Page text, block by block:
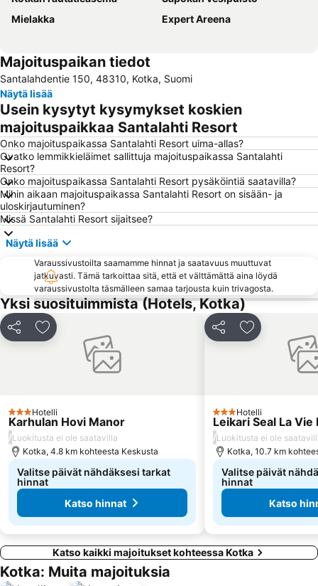
Mielakka
Expert Areena
Majoituspaikan tiedot
Santalahdentie 150, 48310, Kotka, Suomi
Näytä lisää
Usein kysytyt kysymykset koskien
majoituspaikkaa Santalahti Resort
Onko majoituspaikassa Santalahti Resort uima-allas?
Ovatko lemmikkieläimet sallittuja majoituspaikassa Santalahti
Resort?
Onko majoituspaikassa Santalahti Resort pysäköintiä saatavilla?
Mihin aikaan majoituspaikassa Santalahti Resort on sisään- ja
uloskirjautuminen?
Missä Santalahti Resort sijaitsee?
Näytä lisää
Varaussivustoilta saamamme hinnat ja saatavuus muuttuvat
jatkuvasti. Tämä tarkoittaa sitä, että et välttämättä aina löydä
varaussivustolta täsmälleen samaa tarjousta kuin trivagosta.
Yksi suosituimmista (Hotels, Kotka)
Jaa Lisää suosikkeihin
3 Tähtiluokitus
Hotelli
Karhulan Hovi Manor
/Luokitusta ei ole saatavilla
Kotka, 4.8 km kohteesta Keskusta
Valitse päivät nähdäksesi tarkat
hinnat
Katso hinnat
Jaa Lisää
3 Tähtiluokitus
Hotelli
Leikari Seal La
/Luokitusta ei ole
Kotka, 10.7 km
Valitse päivät
hinnat
Katso
Katso kaikki majoitukset kohteessa Kotka
Kotka: Muita majoituksia